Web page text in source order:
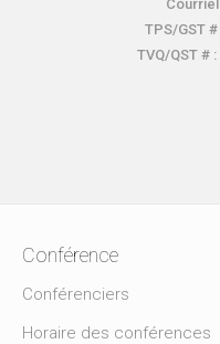
Courriel
TPS/GST #
TVQ/QST # :
Conférence
Conférenciers
Horaire des conférences